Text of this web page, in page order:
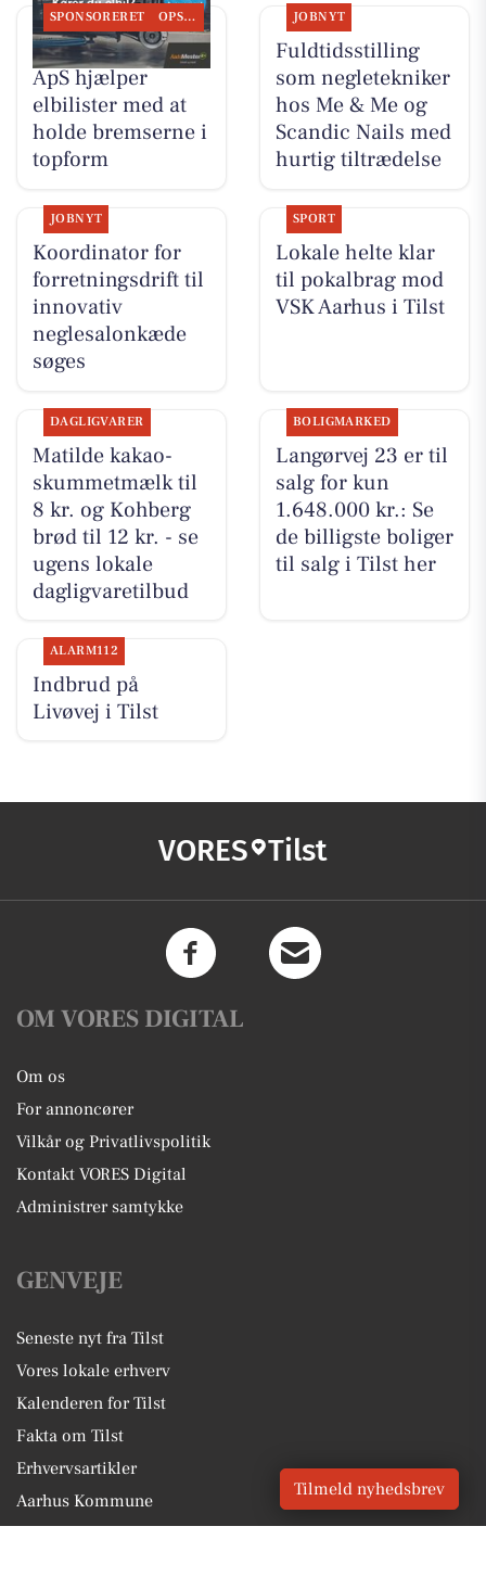
SPONSORERET OPSLAGSTAVLEN
Tilst Auto Aarhus
ApS hjælper
elbilister med at
holde bremserne i
topform
JOBNYT
Fuldtidsstilling
som negletekniker
hos Me & Me og
Scandic Nails med
hurtig tiltrædelse
JOBNYT
Koordinator for
forretningsdrift til
innovativ
neglesalonkæde
søges
SPORT
Lokale helte klar
til pokalbrag mod
VSK Aarhus i Tilst
DAGLIGVARER
Matilde kakao-
skummetmælk til
8 kr. og Kohberg
brød til 12 kr. - se
ugens lokale
dagligvaretilbud
BOLIGMARKED
Langørvej 23 er til
salg for kun
1.648.000 kr.: Se
de billigste boliger
til salg i Tilst her
ALARM112
Indbrud på
Livøvej i Tilst
VORES Tilst
OM VORES DIGITAL
Om os
For annoncører
Vilkår og Privatlivspolitik
Kontakt VORES Digital
Administrer samtykke
GENVEJE
Seneste nyt fra Tilst
Vores lokale erhverv
Kalenderen for Tilst
Fakta om Tilst
Erhvervsartikler
Aarhus Kommune
Tilmeld nyhedsbrev